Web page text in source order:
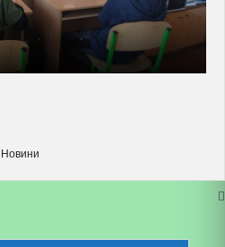
Новини